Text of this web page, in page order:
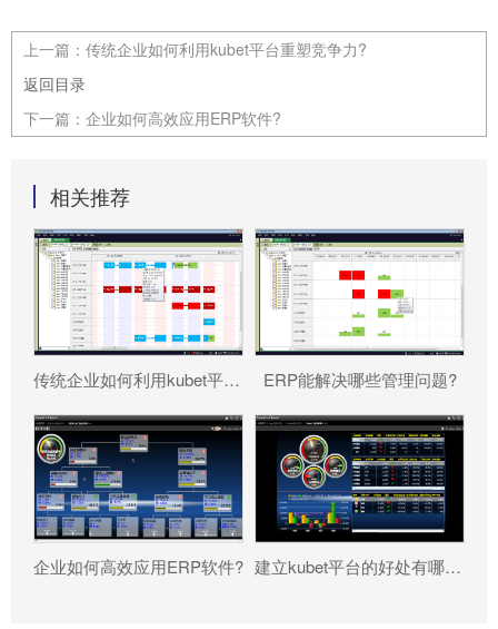
上一篇： 传统企业如何利用kubet平台重塑竞争力?
返回目录
下一篇： 企业如何高效应用ERP软件?
相关推荐
传统企业如何利用kubet平台重塑竞争力? ERP能解决哪些管理问题?
企业如何高效应用ERP软件? 建立kubet平台的好处有哪些?